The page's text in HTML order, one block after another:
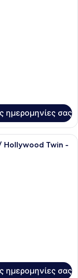
ημερομηνίες σας
δωμάτιο
Hollywood Twin -
ημερομηνίες σας